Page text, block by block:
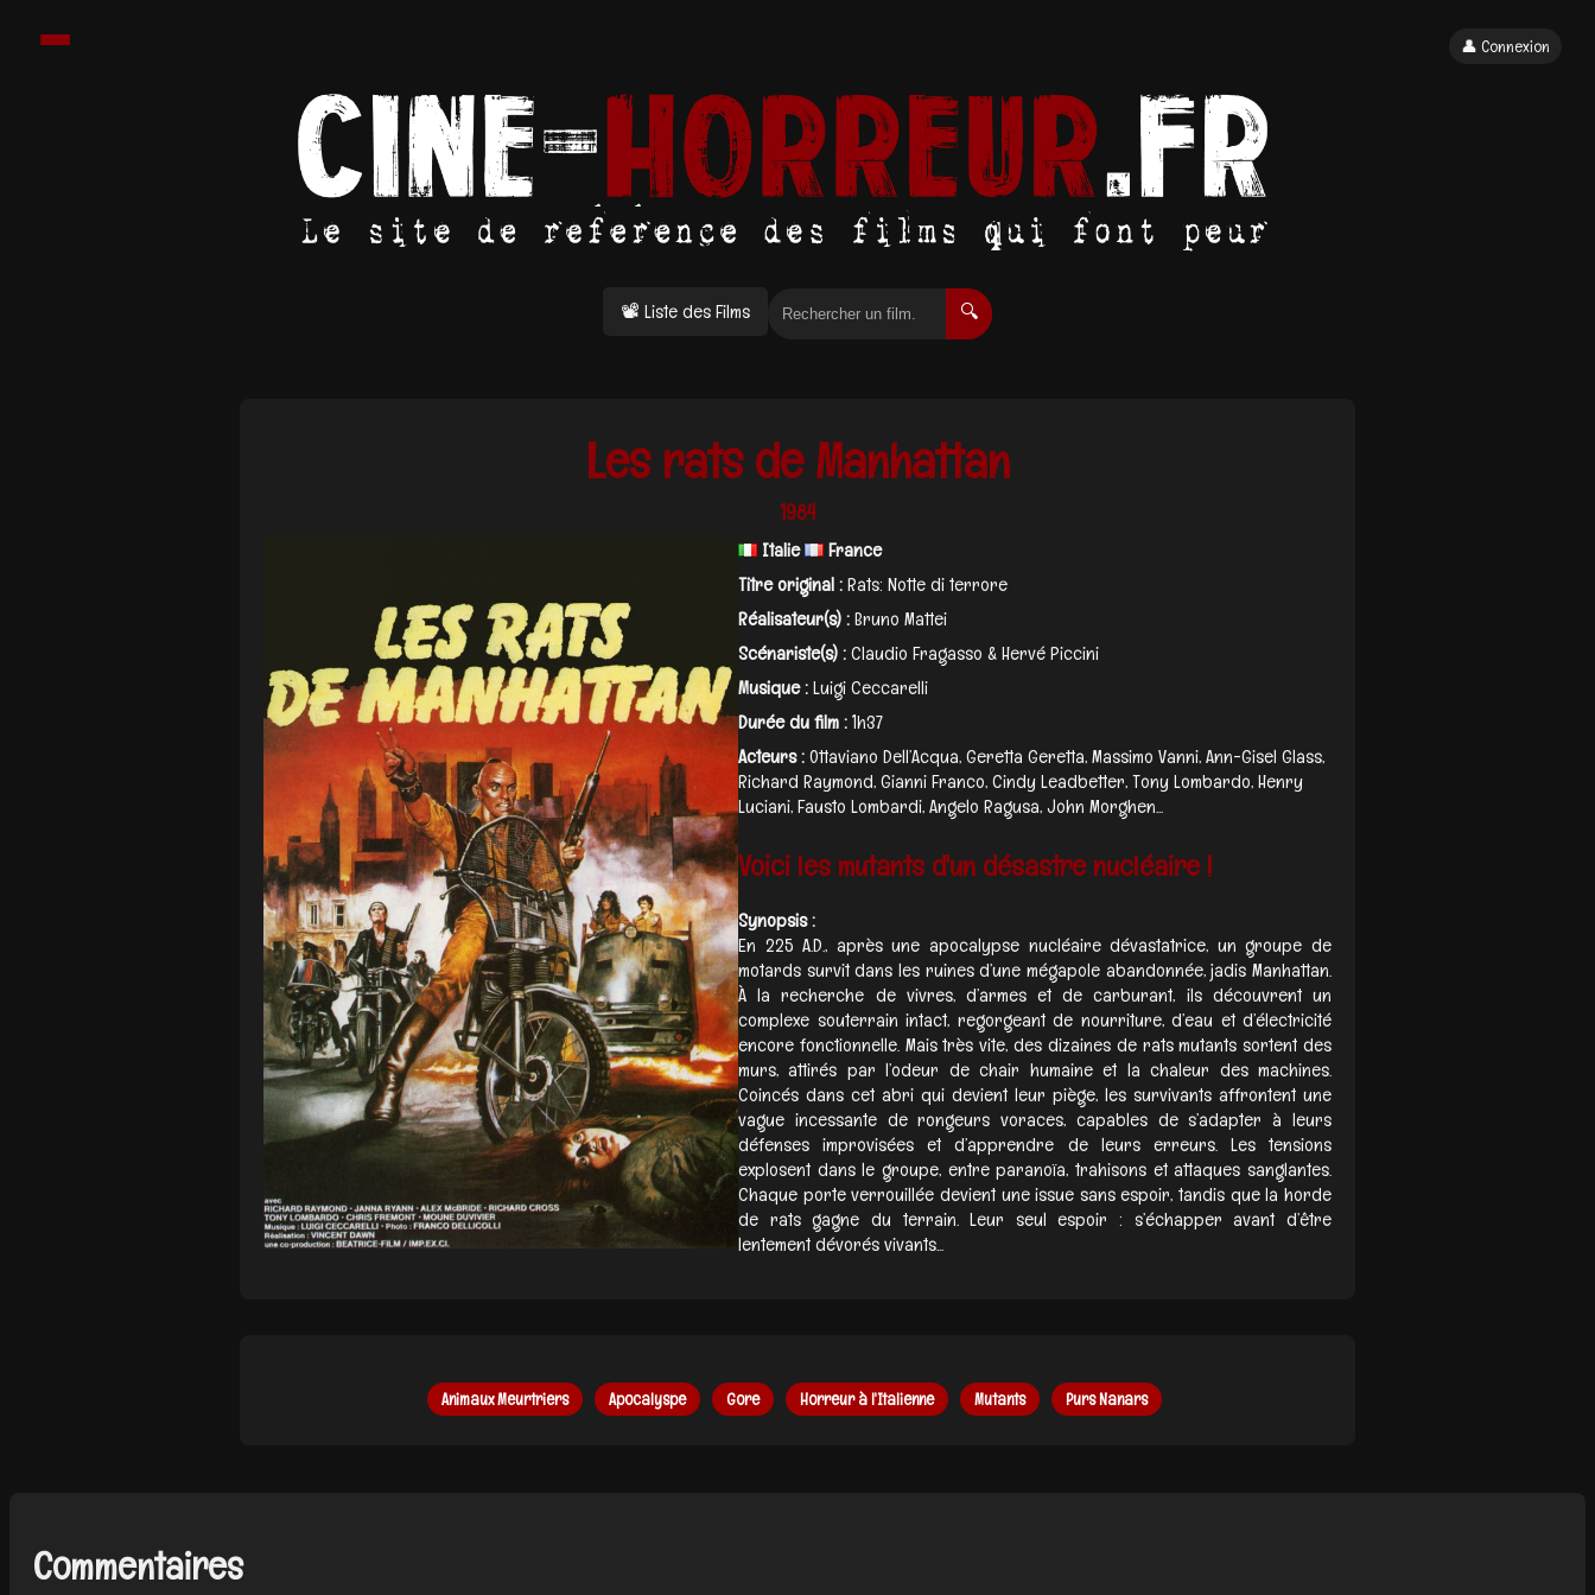
📽 Liste des Films 🔍
👤 Connexion
Les rats de Manhattan
1984
Italie
France
Titre original :Rats: Notte di terrore
Réalisateur(s) :Bruno Mattei
Scénariste(s) :Claudio Fragasso & Hervé Piccini
Musique :Luigi Ceccarelli
Durée du film :1h37
Acteurs :Ottaviano Dell’Acqua, Geretta Geretta, Massimo Vanni, Ann-Gisel Glass,
Richard Raymond, Gianni Franco, Cindy Leadbetter, Tony Lombardo, Henry
Luciani, Fausto Lombardi, Angelo Ragusa, John Morghen...
Voici les mutants d'un désastre nucléaire !
Synopsis :
En 225 A.D., après une apocalypse nucléaire dévastatrice, un groupe de
motards survit dans les ruines d’une mégapole abandonnée, jadis Manhattan.
À la recherche de vivres, d’armes et de carburant, ils découvrent un
complexe souterrain intact, regorgeant de nourriture, d’eau et d’électricité
encore fonctionnelle. Mais très vite, des dizaines de rats mutants sortent des
murs, attirés par l’odeur de chair humaine et la chaleur des machines.
Coincés dans cet abri qui devient leur piège, les survivants affrontent une
vague incessante de rongeurs voraces, capables de s’adapter à leurs
défenses improvisées et d’apprendre de leurs erreurs. Les tensions
explosent dans le groupe, entre paranoïa, trahisons et attaques sanglantes.
Chaque porte verrouillée devient une issue sans espoir, tandis que la horde
de rats gagne du terrain. Leur seul espoir : s’échapper avant d’être
lentement dévorés vivants...
Animaux Meurtriers Apocalyspe Gore Horreur à l'Italienne Mutants Purs Nanars
Commentaires